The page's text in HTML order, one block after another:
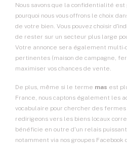
Nous savons que la confidentialité
pourquoi nous vous offrons le choix
de votre bien. Vous pouvez choisir
de rester sur un secteur plus large
Votre annonce sera également
pertinentes (maison de campagne,
maximiser vos chances de vente.
De plus, même si le terme mas est
France, nous captons également les
vocabulaire pour chercher des
redirigeons vers les biens locaux
bénéficie en outre d'un relais
notamment via nos groupes